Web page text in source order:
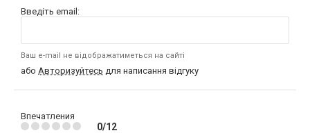
Введіть email:
Ваш e-mail не відображатиметься на сайті
або Авторизуйтесь для написання відгуку
Впечатления
0/12